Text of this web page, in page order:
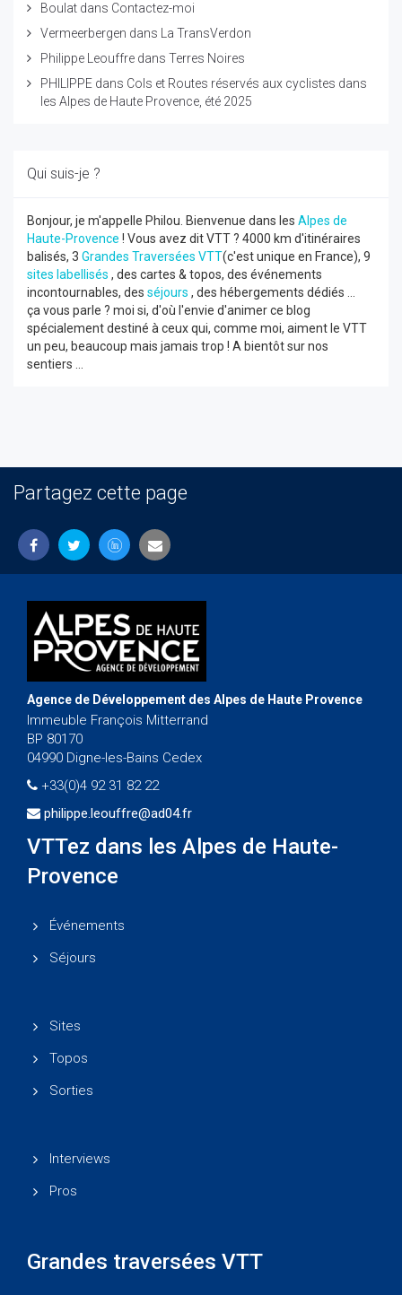
Boulat dans Contactez-moi
Vermeerbergen dans
La TransVerdon
Philippe Leouffre dans Terres Noires
PHILIPPE dans Cols et Routes réservés aux cyclistes dans
les Alpes de Haute Provence, été 2025
Qui suis-je ?
Bonjour, je m'appelle Philou. Bienvenue dans les Alpes de
Haute-Provence ! Vous avez dit VTT ? 4000 km d'itinéraires
balisés, 3 Grandes Traversées VTT(c'est unique en France), 9
sites labellisés , des cartes & topos, des événements
incontournables, des séjours , des hébergements dédiés ...
ça vous parle ? moi si, d'où l'envie d'animer ce blog
spécialement destiné à ceux qui, comme moi, aiment le VTT
un peu, beaucoup mais jamais trop ! A bientôt sur nos
sentiers ...
Partagez cette page
Agence de Développement des Alpes de Haute Provence
Immeuble François Mitterrand
BP 80170
04990 Digne-les-Bains Cedex
+33(0)4 92 31 82 22
philippe.leouffre@ad04.fr
VTTez dans les Alpes de Haute-
Provence
Événements
Séjours
Sites
Topos
Sorties
Interviews
Pros
Grandes traversées VTT